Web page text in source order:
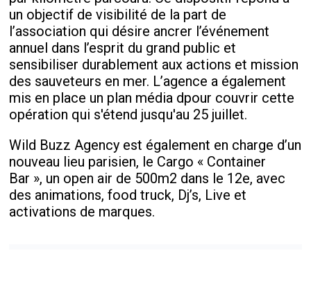
un objectif de visibilité de la part de
l’association qui désire ancrer l’événement
annuel dans l’esprit du grand public et
sensibiliser durablement aux actions et mission
des sauveteurs en mer. L’agence a également
mis en place un plan média dpour couvrir cette
opération qui s'étend jusqu'au 25 juillet.
Wild Buzz Agency est également en charge d’un
nouveau lieu parisien, le Cargo « Container
Bar », un open air de 500m2 dans le 12e, avec
des animations, food truck, Dj’s, Live et
activations de marques.